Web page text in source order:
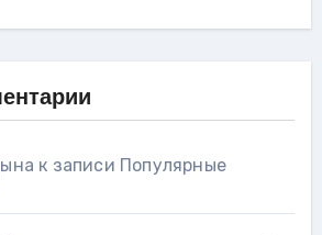
к записи Популярные